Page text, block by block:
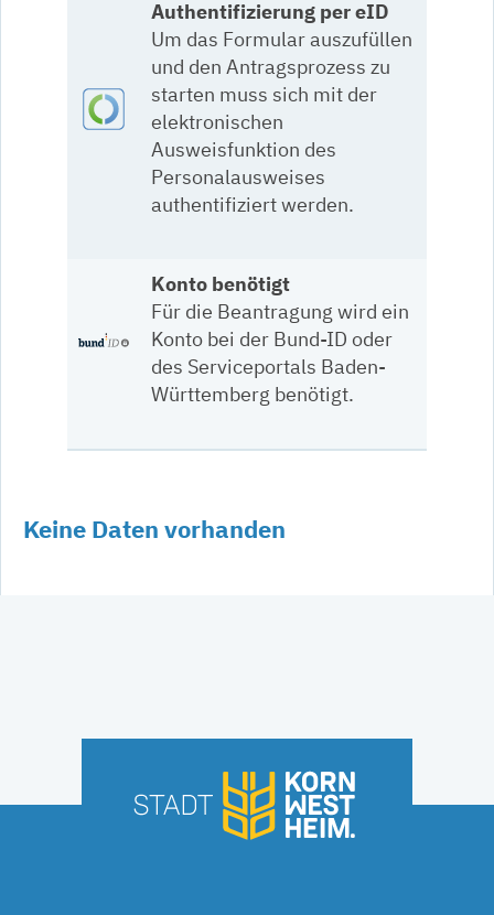
Authentifizierung per eID
Um das Formular auszufüllen
und den Antragsprozess zu
starten muss sich mit der
elektronischen
Ausweisfunktion des
Personalausweises
authentifiziert werden.
Konto benötigt
Für die Beantragung wird ein
Konto bei der Bund-ID oder
des Serviceportals Baden-
Württemberg benötigt.
Keine Daten vorhanden